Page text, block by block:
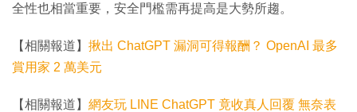
全性也相當重要，安全門檻需再提高是大勢所趨。
【相關報道】 揪出 ChatGPT 漏洞可得報酬？ OpenAI 最多
賞用家 2 萬美元
【相關報道】 網友玩 LINE ChatGPT 竟收真人回覆 無奈表